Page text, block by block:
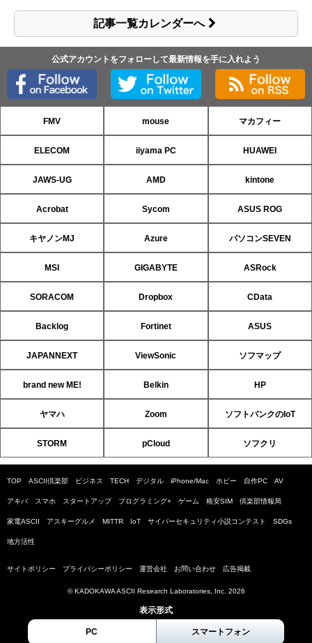
記事一覧カレンダーへ
公式アカウントをフォローして最新情報を手に入れよう
FMV mouse マカフィー
ELECOM iiyama PC HUAWEI
JAWS-UG AMD kintone
Acrobat Sycom ASUS ROG
キヤノンMJ Azure パソコンSEVEN
MSI GIGABYTE ASRock
SORACOM Dropbox CData
Backlog Fortinet ASUS
JAPANNEXT ViewSonic ソフマップ
brand new ME! Belkin HP
ヤマハ Zoom ソフトバンクのIoT
STORM pCloud ソフクリ
TOP ASCII倶楽部 ビジネス TECH デジタル iPhone/Mac ホビー 自作PC AV
アキバ スマホ スタートアップ プログラミング+ ゲーム 格安SIM 倶楽部情報局
家電ASCII アスキーグルメ MITTR IoT サイバーセキュリティ小説コンテスト SDGs
地方活性
サイトポリシー プライバシーポリシー 運営会社 お問い合わせ 広告掲載
© KADOKAWA ASCII Research Laboratories, Inc. 2026
表示形式
PC スマートフォン